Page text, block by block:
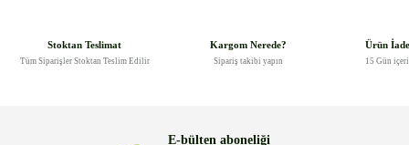
Ürün bilgilerinde hatalar bulunuyor.
Stoktan Teslimat
Tüm Siparişler Stoktan Teslim Edilir
Kargom Nerede?
Sipariş takibi yapın
Ürün
15 Gün
E-bülten aboneliği